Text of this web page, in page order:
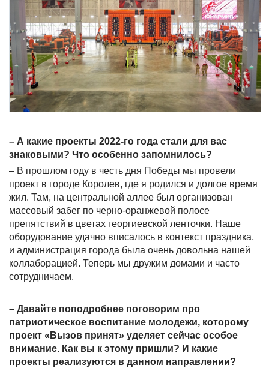
– А какие проекты 2022-го года стали для вас
знаковыми? Что особенно запомнилось?
– В прошлом году в честь дня Победы мы провели
проект в городе Королев, где я родился и долгое время
жил. Там, на центральной аллее был организован
массовый забег по черно-оранжевой полосе
препятствий в цветах георгиевской ленточки. Наше
оборудование удачно вписалось в контекст праздника,
и администрация города была очень довольна нашей
коллаборацией. Теперь мы дружим домами и часто
сотрудничаем.
– Давайте поподробнее поговорим про
патриотическое воспитание молодежи, которому
проект «Вызов принят» уделяет сейчас особое
внимание. Как вы к этому пришли? И какие
проекты реализуются в данном направлении?